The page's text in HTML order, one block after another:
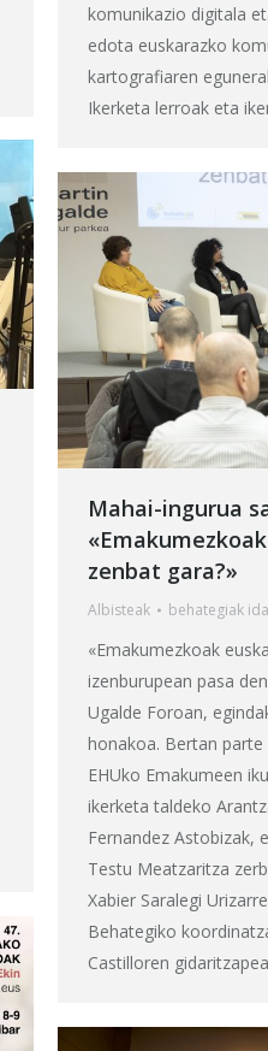
komunikazio digitala
edota euskarazko
kartografiaren
Ikerketa lerroak eta
Mahai-ingurua
zenbat gara?»
Albisteak behategiak
«Emakumezkoak
izenburupean pasa
Ugalde Foroan,
honakoa. Bertan
EHUko Emakumeen
ikerketa taldeko
Fernandez Astobizak,
Testu Meatzaritza
Xabier Saralegi
Behategiko
Castilloren